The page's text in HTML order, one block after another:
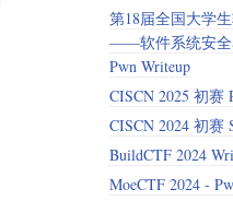
第18届全国大学
——软件系统安全
Pwn Writeup
CISCN 2025 初赛
CISCN 2024 初赛
BuildCTF 2024
MoeCTF 2024 -